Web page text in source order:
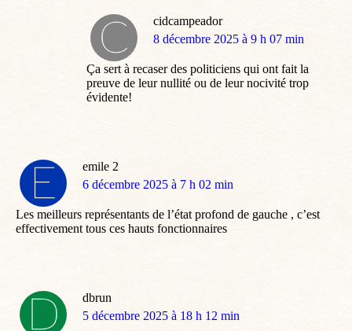
cidcampeador
dit
8 décembre 2025 à 9 h 07 min
Ça sert à recaser des politiciens qui ont fait la
preuve de leur nullité ou de leur nocivité trop
évidente!
emile 2
dit
6 décembre 2025 à 7 h 02 min
Les meilleurs représentants de l’état profond de gauche , c’est
effectivement tous ces hauts fonctionnaires
dbrun
dit
5 décembre 2025 à 18 h 12 min